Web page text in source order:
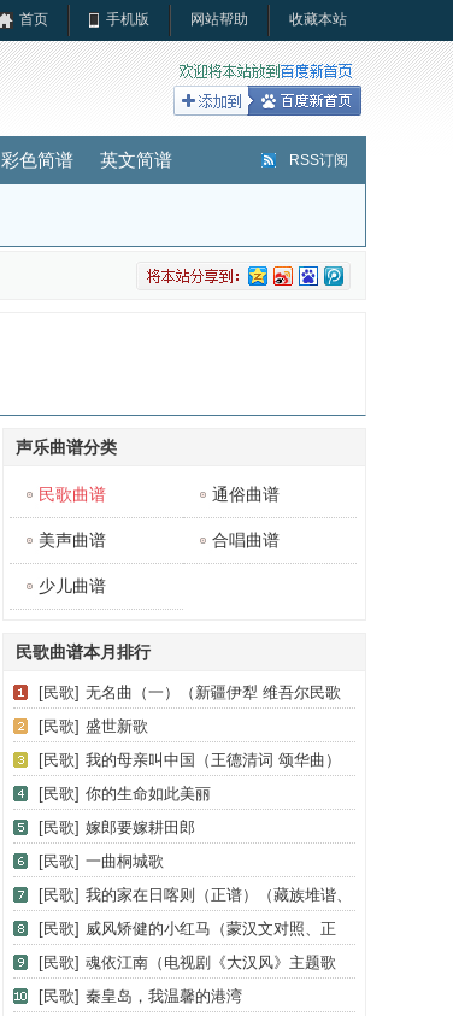
首页 手机版 网站帮助 收藏本站
彩色简谱 英文简谱 RSS订阅
声乐曲谱分类
民歌曲谱 通俗曲谱
美声曲谱 合唱曲谱
少儿曲谱
民歌曲谱本月排行
[民歌] 无名曲（一）（新疆伊犁 维吾尔民歌
第十一套《我亲爱的》）
[民歌] 盛世新歌
[民歌] 我的母亲叫中国（王德清词 颂华曲）
[民歌] 你的生命如此美丽
[民歌] 嫁郎要嫁耕田郎
[民歌] 一曲桐城歌
[民歌] 我的家在日喀则（正谱）（藏族堆谐、
登巴改编、但甫功配伴奏）
[民歌] 威风矫健的小红马（蒙汉文对照、正
谱）
[民歌] 魂依江南（电视剧《大汉风》主题歌
（楚歌））
[民歌] 秦皇岛，我温馨的港湾